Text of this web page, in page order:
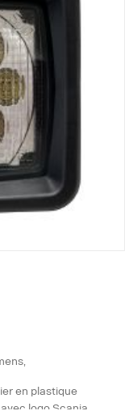
en plastique
logo Scania,